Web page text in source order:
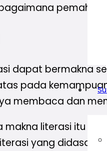
dapat bermakna
pada
membaca dan
makna literasi itu
yang didasari